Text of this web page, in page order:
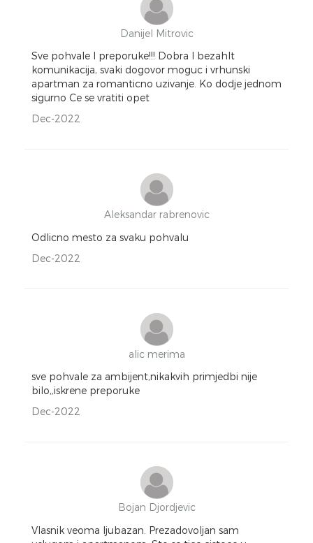
Danijel Mitrovic
Sve pohvale I preporuke!!! Dobra I bezahlt
komunikacija, svaki dogovor moguc i vrhunski
apartman za romanticno uzivanje. Ko dodje jednom
sigurno Ce se vratiti opet
Dec-2022
Aleksandar rabrenovic
Odlicno mesto za svaku pohvalu
Dec-2022
alic merima
sve pohvale za ambijent,nikakvih primjedbi nije
bilo,,iskrene preporuke
Dec-2022
Bojan Djordjevic
Vlasnik veoma ljubazan. Prezadovoljan sam